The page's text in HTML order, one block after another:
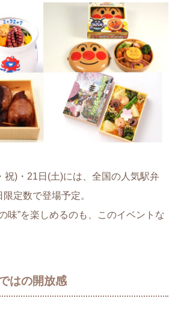
祝)・21日(土)には、全国の人気駅弁
定数で登場予定。
味”を楽しめるのも、このイベントな
はの開放感